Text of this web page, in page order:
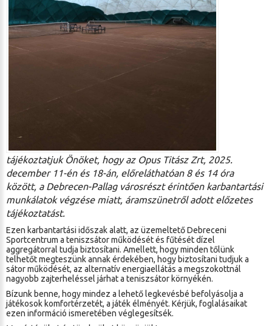
tájékoztatjuk Önöket, hogy az Opus Titász Zrt, 2025.
december 11-én és 18-án, előreláthatóan 8 és 14 óra
között, a Debrecen-Pallag városrészt érintően karbantartási
munkálatok végzése miatt, áramszünetről adott előzetes
tájékoztatást.
Ezen karbantartási időszak alatt, az üzemeltető Debreceni
Sportcentrum a teniszsátor működését és fűtését dízel
aggregátorral tudja biztosítani. Amellett, hogy minden tőlünk
telhetőt megteszünk annak érdekében, hogy biztosítani tudjuk a
sátor működését, az alternatív energiaellátás a megszokottnál
nagyobb zajterheléssel járhat a teniszsátor környékén.
Bízunk benne, hogy mindez a lehető legkevésbé befolyásolja a
játékosok komfortérzetét, a játék élményét. Kérjük, foglalásaikat
ezen információ ismeretében véglegesítsék.